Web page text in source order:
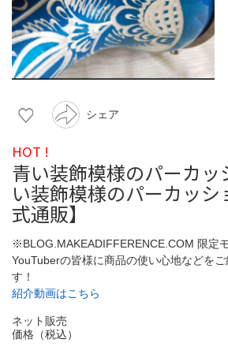
シェア
HOT !
青い装飾模様のパーカッ
い装飾模様のパーカッシ
式通販】
※BLOG.MAKEADIFFERENCE.COM 限定
YouTuberの皆様に商品の使い心地などを
す！
紹介動画はこちら
ネット販売
価格（税込）